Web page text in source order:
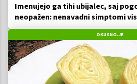
Imenujejo ga tihi ubijalec, saj
neopažen: nenavadni simptomi
OKUSNO.JE